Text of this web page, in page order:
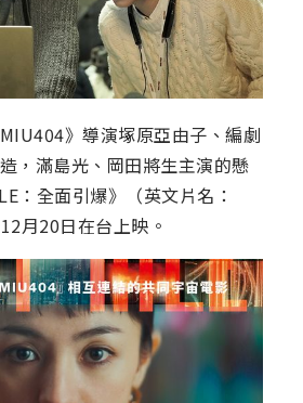
》導演塚原亞由子、編劇
，滿島光、岡田將生主演的懸
：全面引爆》（英文片名：
月20日在台上映。